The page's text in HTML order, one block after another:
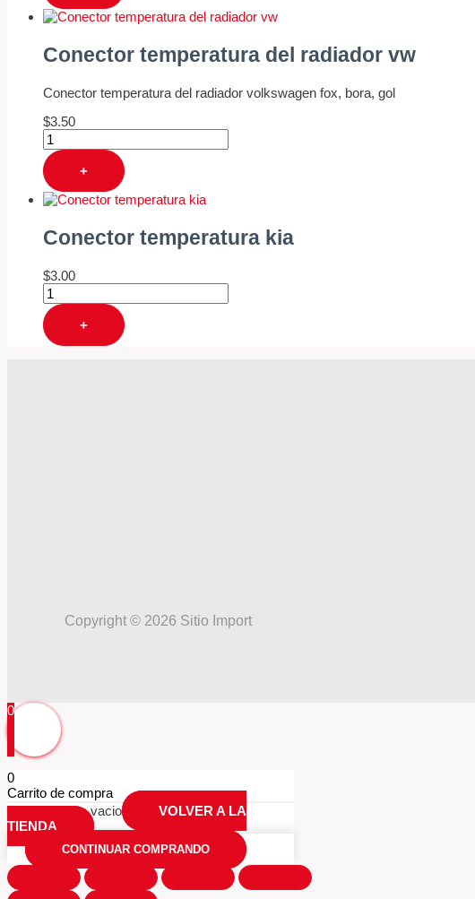
Conector temperatura del radiador vw
Conector temperatura del radiador volkswagen fox, bora, gol
$3.50
+
Conector temperatura kia
$3.00
+
Copyright © 2026 Sitio Import
0
0
Carrito de compra
Tu carrio esta vacio
VOLVER A LA
TIENDA
CONTINUAR COMPRANDO